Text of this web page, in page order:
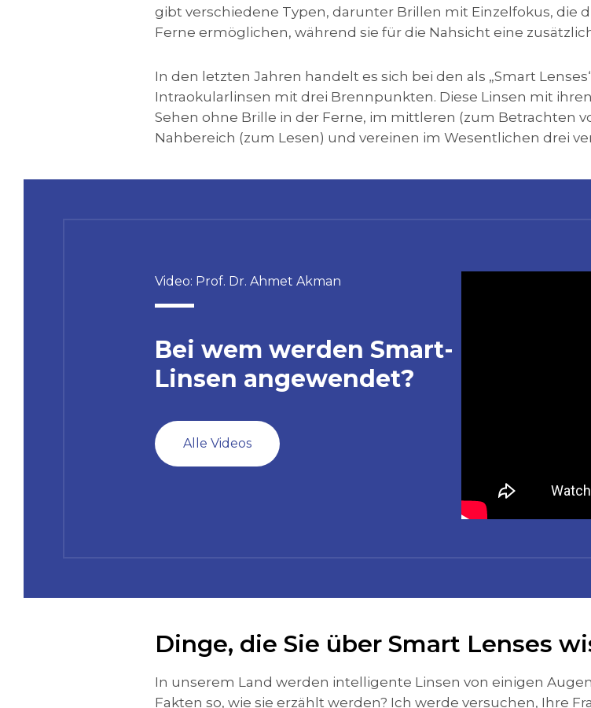
gibt verschiedene Typen, darunter Brillen mit Einzelfokus, die
Ferne ermöglichen, während sie für die Nahsicht eine
In den letzten Jahren handelt es sich bei den als „Smart
Intraokularlinsen mit drei Brennpunkten. Diese Linsen mit
Sehen ohne Brille in der Ferne, im mittleren (zum Betrachten
Nahbereich (zum Lesen) und vereinen im Wesentlichen drei
Video: Prof. Dr. Ahmet Akman
Bei wem werden Smart-
Linsen angewendet?
Alle Videos
Dinge, die Sie über Smart Lenses
In unserem Land werden intelligente Linsen von einigen
Fakten so, wie sie erzählt werden? Ich werde versuchen, Ihre